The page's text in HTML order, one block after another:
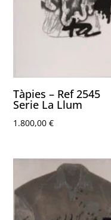
Tàpies – Ref 2545
Serie La Llum
1.800,00€